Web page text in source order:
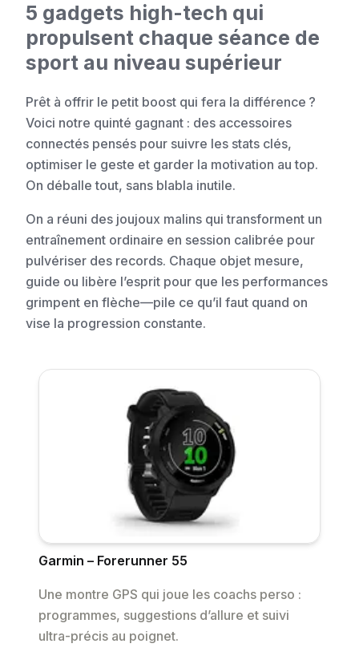
5 gadgets high-tech qui
propulsent chaque séance de
sport au niveau supérieur
Prêt à offrir le petit boost qui fera la différence ?
Voici notre quinté gagnant : des accessoires
connectés pensés pour suivre les stats clés,
optimiser le geste et garder la motivation au top.
On déballe tout, sans blabla inutile.
On a réuni des joujoux malins qui transforment un
entraînement ordinaire en session calibrée pour
pulvériser des records. Chaque objet mesure,
guide ou libère l’esprit pour que les performances
grimpent en flèche—pile ce qu’il faut quand on
vise la progression constante.
Garmin – Forerunner 55
Une montre GPS qui joue les coachs perso :
programmes, suggestions d’allure et suivi
ultra-précis au poignet.